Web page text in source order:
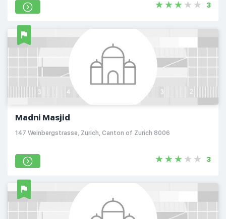
3
Madni Masjid
147 Weinbergstrasse, Zurich, Canton of Zurich 8006
3